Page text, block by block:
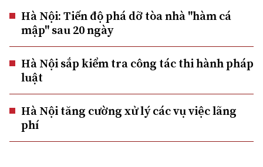
Hà Nội: Tiến độ phá dỡ tòa nhà "hàm cá
mập" sau 20 ngày
Hà Nội sắp kiểm tra công tác thi hành pháp
luật
Hà Nội tăng cường xử lý các vụ việc lãng
phí